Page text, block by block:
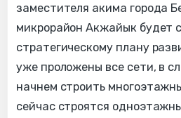
заместителя акима города
микрорайон Акжайык будет
стратегическому плану
уже проложены все сети, в
начнем строить
сейчас строятся